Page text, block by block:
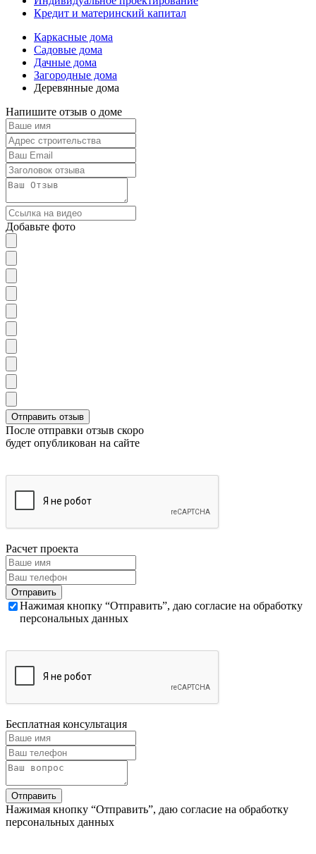
Кредит и материнский капитал
Каркасные дома
Садовые дома
Дачные дома
Загородные дома
Деревянные дома
Напишите отзыв о доме
Добавьте фото
После отправки отзыв скоро
будет опубликован на сайте
Расчет проекта
Нажимая кнопку “Отправить”, даю согласие на обработку
персональных данных
Бесплатная консультация
Нажимая кнопку “Отправить”, даю согласие на обработку
персональных данных